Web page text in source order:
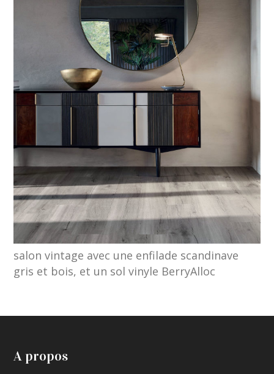
salon vintage avec une enfilade scandinave
gris et bois, et un sol vinyle BerryAlloc
A propos